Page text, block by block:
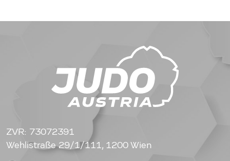
ZVR: 73072391
Wehlistraße 29/1/111, 1200 Wien